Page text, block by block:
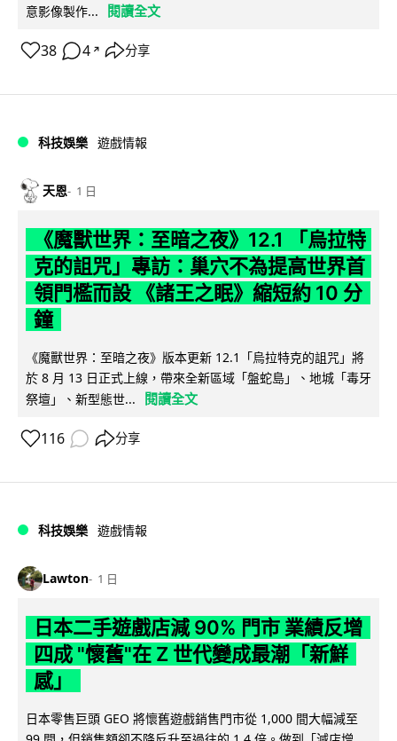
意影像製作...
閱讀全文
38 4 ↗ 分享
科技娛樂 遊戲情報
天恩 1 日
《魔獸世界：至暗之夜》12.1 「烏拉特
克的詛咒」專訪：巢穴不為提高世界首
領門檻而設 《諸王之眠》縮短約 10 分
鐘
《魔獸世界：至暗之夜》版本更新 12.1「烏拉特克的詛咒」將
於 8 月 13 日正式上線，帶來全新區域「盤蛇島」、地城「毒牙
祭壇」、新型態世...
閱讀全文
116 分享
科技娛樂 遊戲情報
Lawton 1 日
日本二手遊戲店減 90% 門市 業績反增
四成 "懷舊"在 Z 世代變成最潮「新鮮
感」
日本零售巨頭 GEO 將懷舊遊戲銷售門市從 1,000 間大幅減至